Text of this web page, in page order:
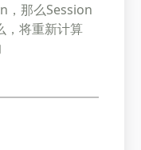
，那么Session
，将重新计算